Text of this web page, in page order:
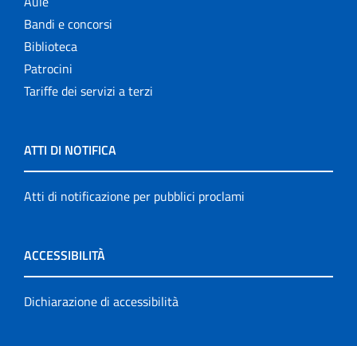
Bandi e concorsi
Biblioteca
Patrocini
Tariffe dei servizi a terzi
ATTI DI NOTIFICA
Atti di notificazione per pubblici proclami
ACCESSIBILITÀ
Dichiarazione di accessibilità